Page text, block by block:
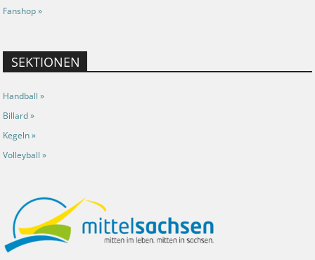
Fanshop »
SEKTIONEN
Handball »
Billard »
Kegeln »
Volleyball »